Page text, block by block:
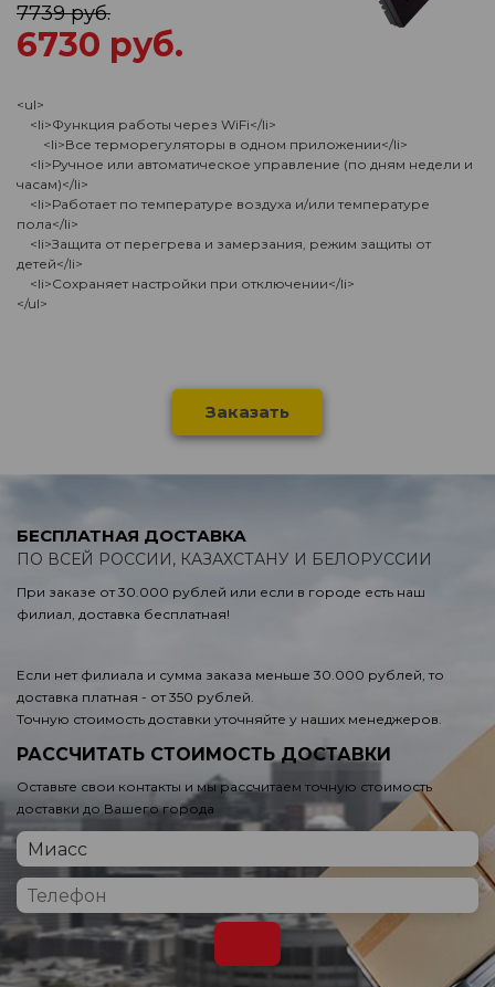
7739 руб.
6730 руб.
<ul>
<li>Функция работы через WiFi</li>
<li>Все терморегуляторы в одном приложении</li>
<li>Ручное или автоматическое управление (по дням недели и
часам)</li>
<li>Работает по температуре воздуха и/или температуре
пола</li>
<li>Защита от перегрева и замерзания, режим защиты от
детей</li>
<li>Сохраняет настройки при отключении</li>
</ul>
Заказать
БЕСПЛАТНАЯ ДОСТАВКА
ПО ВСЕЙ РОССИИ, КАЗАХСТАНУ И БЕЛОРУССИИ
При заказе от 30.000 рублей или если в городе есть наш
филиал, доставка бесплатная!
Если нет филиала и сумма заказа меньше 30.000 рублей, то
доставка платная - от 350 рублей.
Точную стоимость доставки уточняйте у наших менеджеров.
РАССЧИТАТЬ СТОИМОСТЬ ДОСТАВКИ
Оставьте свои контакты и мы рассчитаем точную стоимость
доставки до Вашего города